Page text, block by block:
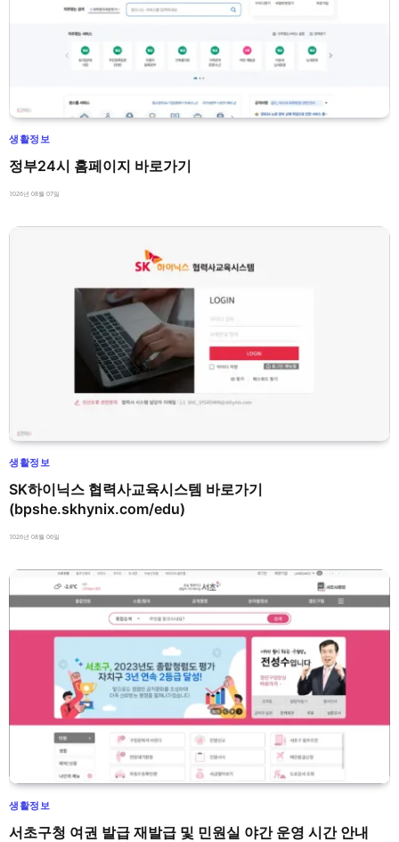
생활정보
정부24시 홈페이지 바로가기
2026년 08월 07일
생활정보
SK하이닉스 협력사교육시스템 바로가기
(bpshe.skhynix.com/edu)
2026년 08월 06일
생활정보
서초구청 여권 발급 재발급 및 민원실 야간 운영 시간 안내